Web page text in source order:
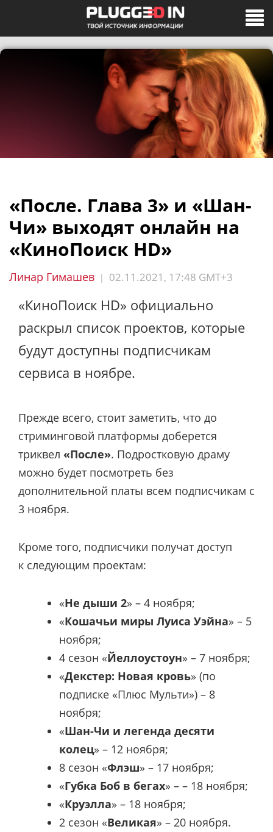
«После. Глава 3» и «Шан-
Чи» выходят онлайн на
«КиноПоиск HD»
Линар Гимашев | 02.11.2021, 17:48 GMT+3
«КиноПоиск HD» официально
раскрыл список проектов, которые
будут доступны подписчикам
сервиса в ноябре.
Прежде всего, стоит заметить, что до
стриминговой платформы доберется
триквел «После». Подростковую драму
можно будет посмотреть без
дополнительной платы всем подписчикам с
3 ноября.
Кроме того, подписчики получат доступ
к следующим проектам:
«Не дыши 2» – 4 ноября;
«Кошачьи миры Луиса Уэйна» – 5
ноября;
4 сезон «Йеллоустоун» – 7 ноября;
«Декстер: Новая кровь» (по
подписке «Плюс Мульти») – 8
ноября;
«Шан-Чи и легенда десяти
колец» – 12 ноября;
8 сезон «Флэш» – 17 ноября;
«Губка Боб в бегах» – – 18 ноября;
«Круэлла» – 18 ноября;
2 сезон «Великая» – 20 ноября.